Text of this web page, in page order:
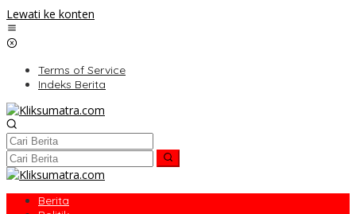
Lewati ke konten
Terms of Service
Indeks Berita
Berita